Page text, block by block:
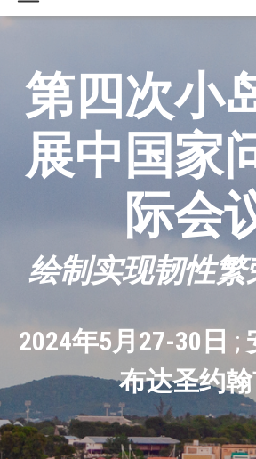
第四次小
展中国家
际会
绘制实现韧性繁
2024年5月27-30日 ;
布达圣约